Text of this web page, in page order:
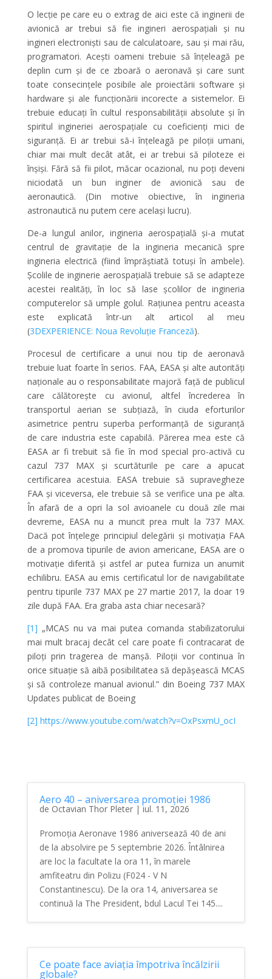
O lecție pe care eu o extrag de aici este că inginerii de
avionică ar trebui să fie ingineri aerospațiali și nu
ingineri electroniști sau de calculatoare, sau și mai rău,
programatori. Acești oameni trebuie să înțeleagă pe
deplin cum și de ce zboară o aeronavă și care sunt
toate consecințele posibile ale proiectării software și
hardware și ale funcționării incorecte a sistemelor. Ei
trebuie educați în cultul responsabilității absolute și în
spiritul ingineriei aerospațiale cu coeficienți mici de
siguranță. Ei ar trebui să-i înțeleagă pe piloții umani,
chiar mai mult decât atât, ei ar trebui să piloteze ei
înșiși. Fără să fii pilot, măcar ocazional, nu poți deveni
niciodată un bun inginer de avionică sau de
aeronautică. (Din motive obiective, în ingineria
astronautică nu putem cere același lucru).
De-a lungul anilor, ingineria aerospațială și-a mutat
centrul de gravitație de la ingineria mecanică spre
ingineria electrică (fiind împrăștiată totuși în ambele).
Școlile de inginerie aerospațială trebuie să se adapteze
acestei realități, în loc să lase școlilor de ingineria
computerelor să umple golul. Rațiunea pentru aceasta
este explicată într-un alt articol al meu
(3DEXPERIENCE: Noua Revoluție Franceză).
Procesul de certificare a unui nou tip de aeronavă
trebuie luat foarte în serios. FAA, EASA și alte autorități
naționale au o responsabilitate majoră față de publicul
care călătorește cu avionul, altfel încrederea în
transportul aerian se subțiază, în ciuda eforturilor
asimetrice pentru superba performanță de siguranță
de care industria este capabilă. Părerea mea este că
EASA ar fi trebuit să fie în mod special pro-activă cu
cazul 737 MAX și scurtăturile pe care a apucat
certificarea acestuia. EASA trebuie să supravegheze
FAA și viceversa, ele trebuie să se verifice una pe alta.
În afară de a opri la sol avioanele cu două zile mai
devreme, EASA nu a muncit prea mult la 737 MAX.
Dacă pot înțelege principiul delegării și motivația FAA
de a promova tipurile de avion americane, EASA are o
motivație diferită și astfel ar putea furniza un anumit
echilibru. EASA au emis certificatul lor de navigabilitate
pentru tipurile 737 MAX pe 27 martie 2017, la doar 19
zile după FAA. Era graba asta chiar necesară?
[1] „MCAS nu va mai putea comanda stabilizatorului
mai mult bracaj decât cel care poate fi contracarat de
piloți prin tragerea de manșă. Piloții vor continua în
orice situație să aibă posibilitatea să depășească MCAS
și să controleze manual avionul.” din Boeing 737 MAX
Updates publicat de Boeing
[2] https://www.youtube.com/watch?v=OxPsxmU_ocI
Aero 40 – aniversarea promoției 1986
de Octavian Thor Pleter|iul. 11, 2026
Promoția Aeronave 1986 aniversează 40 de ani
de la absolvire pe 5 septembrie 2026. Întâlnirea
are loc la facultate la ora 11, în marele
amfiteatru din Polizu (F024 - V N
Constantinescu). De la ora 14, aniversarea se
continuă la The President, bdul Lacul Tei 145....
Ce poate face aviația împotriva încălzirii
globale?